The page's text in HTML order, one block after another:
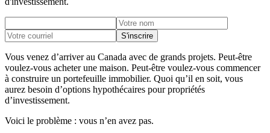
S'inscrire
Vous venez d’arriver au Canada avec de grands projets. Peut-être
voulez-vous acheter une maison. Peut-être voulez-vous commencer
à construire un portefeuille immobilier. Quoi qu’il en soit, vous
aurez besoin d’options hypothécaires pour propriétés
d’investissement.
Voici le problème : vous n’en avez pas.